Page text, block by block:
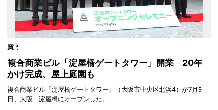
買う
複合商業ビル「淀屋橋ゲートタワー」開業 20年
かけ完成、屋上庭園も
複合商業ビル「淀屋橋ゲートタワー」（大阪市中央区北浜4）が7月9
日、大阪・淀屋橋にオープンした。